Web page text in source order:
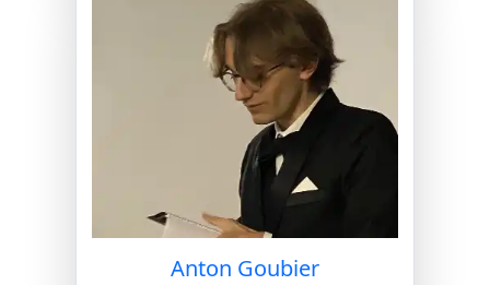
Anton Goubier